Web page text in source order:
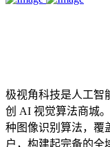
极视角科技是人工智
创 AI 视觉算法商城
种图像识别算法，覆
户，构建起完备的全